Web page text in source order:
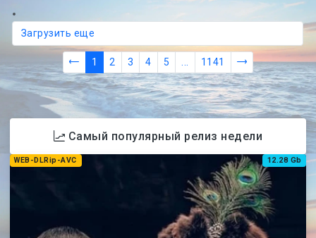
Загрузить еще
1 2 3 4 5 ... 1141
Самый популярный релиз недели
WEB-DLRip-AVC 12.28 Gb